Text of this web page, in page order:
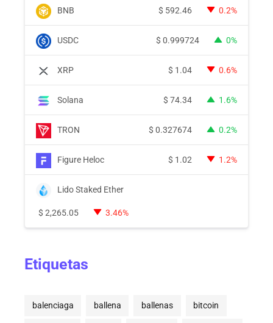
BNB $ 592.46 0.2%
USDC $ 0.999724 0%
XRP $ 1.04 0.6%
Solana $ 74.34 1.6%
TRON $ 0.327674 0.2%
Figure Heloc $ 1.02 1.2%
Lido Staked Ether
$ 2,265.05 3.46%
Etiquetas
balenciaga ballena ballenas bitcoin